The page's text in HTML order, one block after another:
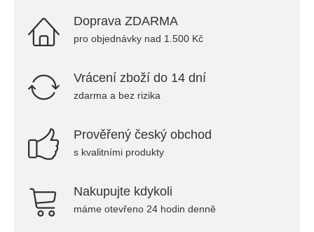
Doprava ZDARMA
pro objednávky nad 1.500 Kč
Vrácení zboží do 14 dní
zdarma a bez rizika
Prověřený český obchod
s kvalitními produkty
Nakupujte kdykoli
máme otevřeno 24 hodin denně